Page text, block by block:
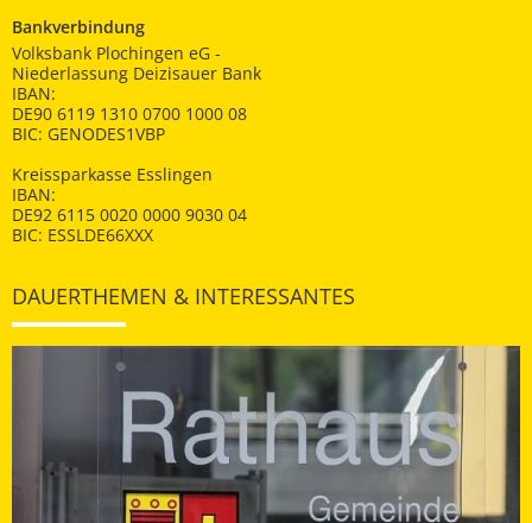
Bankverbindung
Volksbank Plochingen eG -
Niederlassung Deizisauer Bank
IBAN:
DE90 6119 1310 0700 1000 08
BIC: GENODES1VBP
Kreissparkasse Esslingen
IBAN:
DE92 6115 0020 0000 9030 04
BIC: ESSLDE66XXX
DAUERTHEMEN & INTERESSANTES